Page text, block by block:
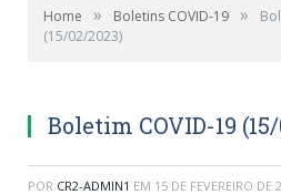
Home » Boletins COVID-19 »
(15/02/2023)
Boletim COVID-19
POR CR2-ADMIN1 EM 15 DE FEVEREIRO DE